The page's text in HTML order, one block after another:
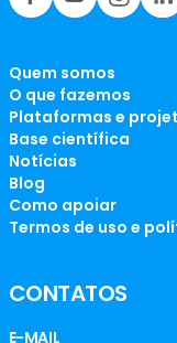
Quem somos
O que fazemos
Plataformas e
Base científica
Notícias
Blog
Como apoiar
Termos de uso e
CONTATOS
E-MAIL